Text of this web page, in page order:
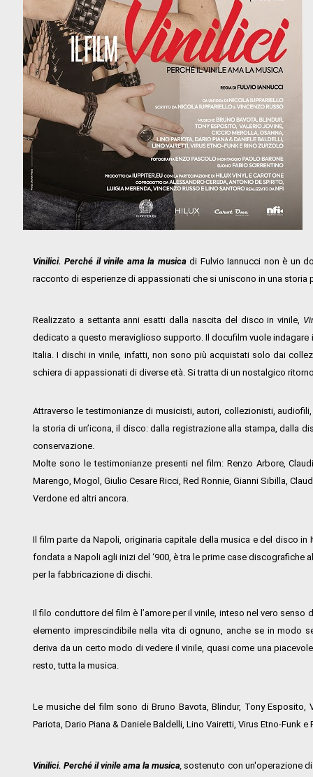
Vinilici. Perché il vinile ama la musica di Fulvio Iannucci non è un
racconto di esperienze di appassionati che si uniscono in una storia
Realizzato a settanta anni esatti dalla nascita del disco in vinile,
dedicato a questo meraviglioso supporto. Il docufilm vuole indagare
Italia. I dischi in vinile, infatti, non sono più acquistati solo dai
schiera di appassionati di diverse età. Si tratta di un nostalgico
Attraverso le testimonianze di musicisti, autori, collezionisti,
la storia di un’icona, il disco: dalla registrazione alla stampa, dalla
conservazione.
Molte sono le testimonianze presenti nel film: Renzo Arbore,
Marengo, Mogol, Giulio Cesare Ricci, Red Ronnie, Gianni Sibilla,
Verdone ed altri ancora.
Il film parte da Napoli, originaria capitale della musica e del disco in
fondata a Napoli agli inizi del ‘900, è tra le prime case discografiche
per la fabbricazione di dischi.
Il filo conduttore del film è l’amore per il vinile, inteso nel vero senso
elemento imprescindibile nella vita di ognuno, anche se in modo
deriva da un certo modo di vedere il vinile, quasi come una
resto, tutta la musica.
Le musiche del film sono di Bruno Bavota, Blindur, Tony Esposito,
Pariota, Dario Piana & Daniele Baldelli, Lino Vairetti, Virus Etno-Funk e
Vinilici. Perché il vinile ama la musica, sostenuto con un'operazione